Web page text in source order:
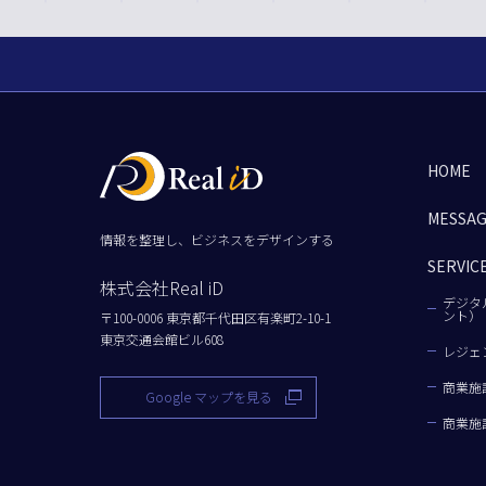
情報を整理し、ビジネスをデザインする
株式会社Real iD
〒100-0006 東京都千代田区有楽町2-10-1
東京交通会館ビル608
Google マップを見る
HOME
デジ
ント）
レジ
商業施
商業施